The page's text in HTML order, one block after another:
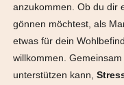
anzukommen. Ob du dir
gönnen möchtest, als
etwas für dein
willkommen.
unterstützen kann,